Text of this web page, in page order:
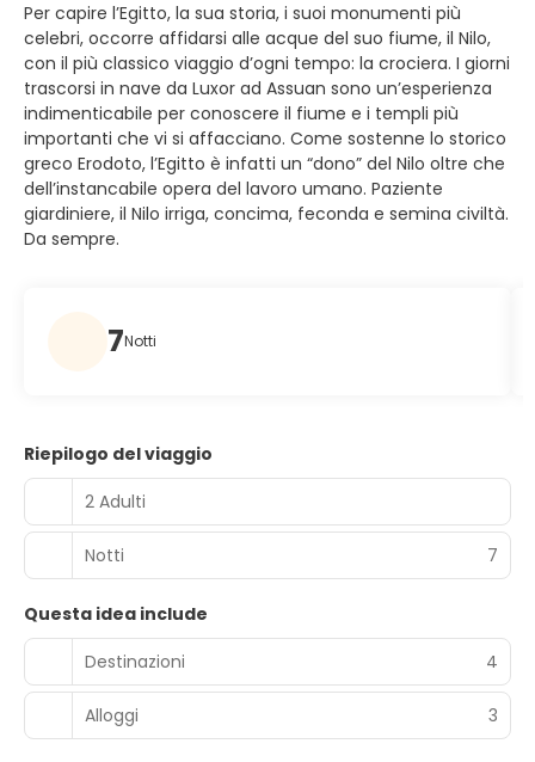
Per capire l’Egitto, la sua storia, i suoi monumenti più
celebri, occorre affidarsi alle acque del suo fiume, il Nilo,
con il più classico viaggio d’ogni tempo: la crociera. I giorni
trascorsi in nave da Luxor ad Assuan sono un’esperienza
indimenticabile per conoscere il fiume e i templi più
importanti che vi si affacciano. Come sostenne lo storico
greco Erodoto, l’Egitto è infatti un “dono” del Nilo oltre che
dell’instancabile opera del lavoro umano. Paziente
giardiniere, il Nilo irriga, concima, feconda e semina civiltà.
Da sempre.
7Notti
Riepilogo del viaggio
2 Adulti
Notti 7
Questa idea include
Destinazioni
4
Alloggi 3